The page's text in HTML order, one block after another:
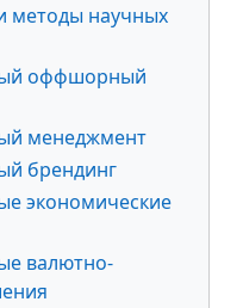
методы научных
оффшорный
менеджмент
брендинг
экономические
валютно-